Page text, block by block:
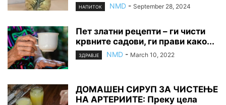
НАПИТОК NMD - September 28, 2024
Пет златни рецепти – ги чисти
крвните садови, ги прави како...
ЗДРАВЈЕ NMD - March 10, 2022
ДОМАШЕН СИРУП ЗА ЧИСТЕЊЕ
НА АРТЕРИИТЕ: Преку цела